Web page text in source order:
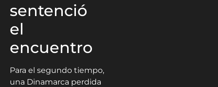
sentenció
el
encuentro
Para el segundo tiempo,
una Dinamarca perdida